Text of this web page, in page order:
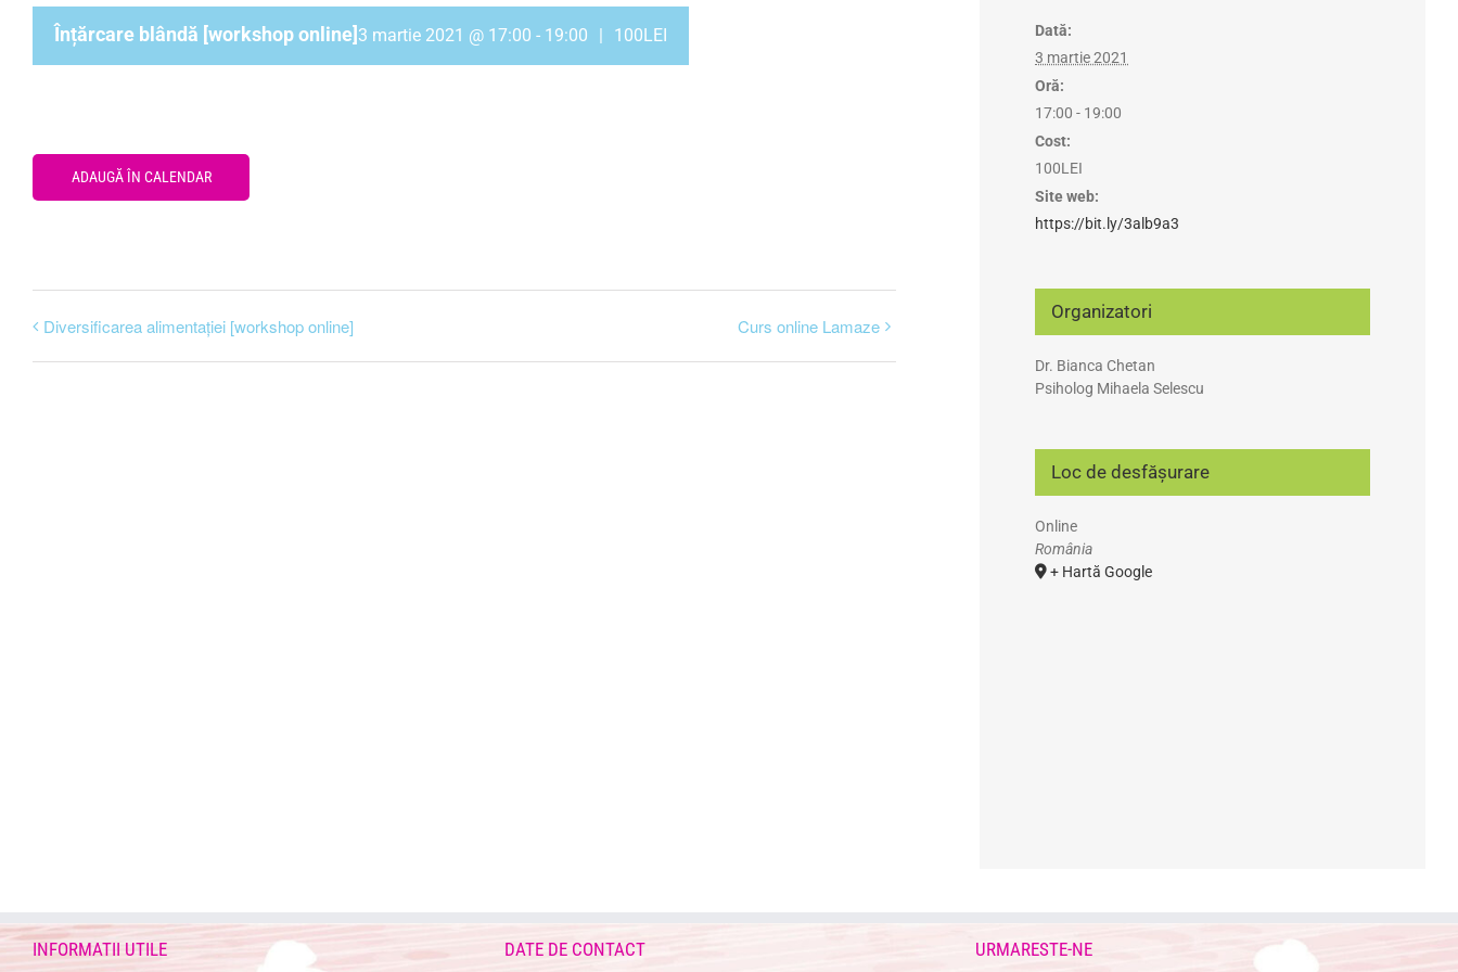
Înțărcare blândă [workshop online] 3 martie 2021 @ 17:00 - 19:00 | 100LEI
ADAUGĂ ÎN CALENDAR
Diversificarea alimentației [workshop online] Curs online Lamaze
Dată:
3 martie 2021
Oră:
17:00 - 19:00
Cost:
100LEI
Site web:
https://bit.ly/3alb9a3
Organizatori
Dr. Bianca Chetan
Psiholog Mihaela Selescu
Loc de desfășurare
Online
România
+ Hartă Google
INFORMATII UTILE DATE DE CONTACT URMARESTE-NE